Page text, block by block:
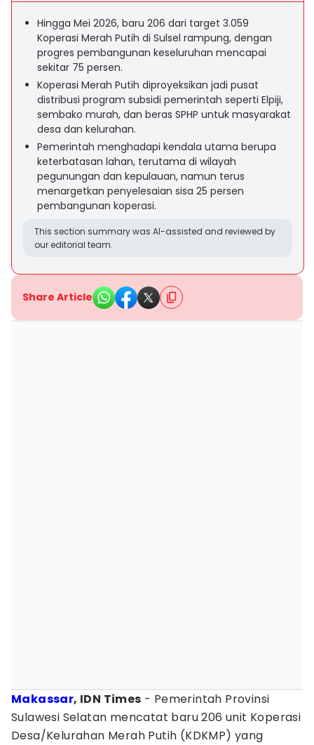
Hingga Mei 2026, baru 206 dari target 3.059
Koperasi Merah Putih di Sulsel rampung, dengan
progres pembangunan keseluruhan mencapai
sekitar 75 persen.
Koperasi Merah Putih diproyeksikan jadi pusat
distribusi program subsidi pemerintah seperti Elpiji,
sembako murah, dan beras SPHP untuk masyarakat
desa dan kelurahan.
Pemerintah menghadapi kendala utama berupa
keterbatasan lahan, terutama di wilayah
pegunungan dan kepulauan, namun terus
menargetkan penyelesaian sisa 25 persen
pembangunan koperasi.
This section summary was AI-assisted and reviewed by
our editorial team.
Share Article
Makassar, IDN Times - Pemerintah Provinsi
Sulawesi Selatan mencatat baru 206 unit Koperasi
Desa/Kelurahan Merah Putih (KDKMP) yang